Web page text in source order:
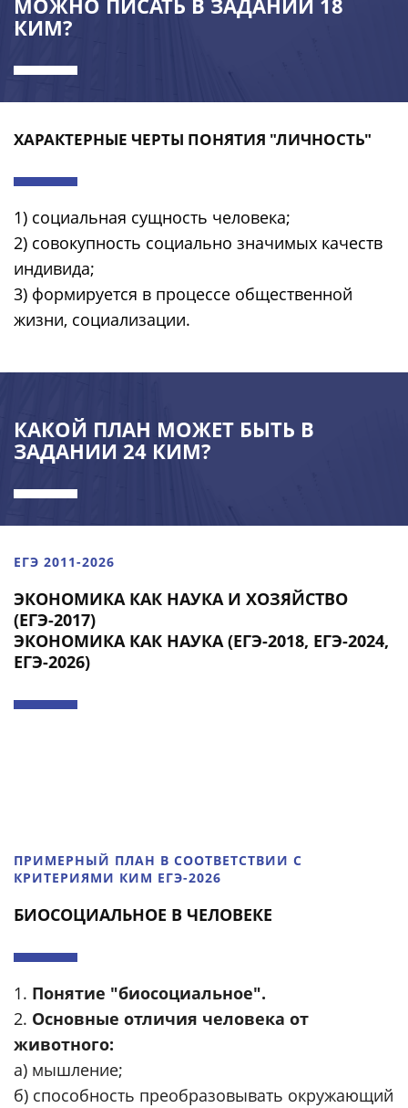
КИМ?
ХАРАКТЕРНЫЕ ЧЕРТЫ ПОНЯТИЯ "ЛИЧНОСТЬ"
1) социальная сущность человека;
2) совокупность социально значимых качеств
индивида;
3) формируется в процессе общественной
жизни, социализации.
КАКОЙ ПЛАН МОЖЕТ БЫТЬ В
ЗАДАНИИ 24 КИМ?
ЕГЭ 2011-2026
ЭКОНОМИКА КАК НАУКА И ХОЗЯЙСТВО
(ЕГЭ-2017)
ЭКОНОМИКА КАК НАУКА (ЕГЭ-2018, ЕГЭ-2024,
ЕГЭ-2026)
ПРИМЕРНЫЙ ПЛАН В СООТВЕТСТВИИ С
КРИТЕРИЯМИ КИМ ЕГЭ-2026
БИОСОЦИАЛЬНОЕ В ЧЕЛОВЕКЕ
1. Понятие "биосоциальное".
2. Основные отличия человека от
животного:
а) мышление;
б) способность преобразовывать окружающий